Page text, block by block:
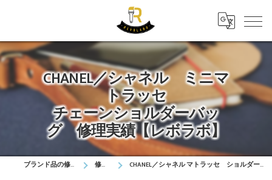
CHANEL／シャネル ミニマ
トラッセ
チェーンショルダーバッ
グ 修理実績【レボラボ】
ブランド品の修理はレボラボ 修理実績 CHANEL／シャネル マトラッセ ショルダーバッグ 修理実績【レボラボ】